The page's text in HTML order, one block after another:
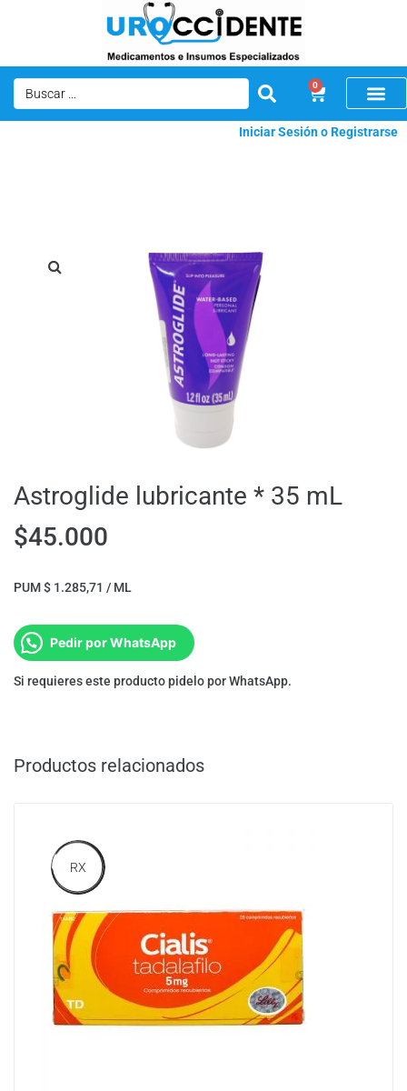
0
Iniciar Sesión o Registrarse
Astroglide lubricante * 35 mL
$45.000
PUM $ 1.285,71 / ML
Pedir por WhatsApp
Si requieres este producto pidelo por WhatsApp.
Productos relacionados
RX